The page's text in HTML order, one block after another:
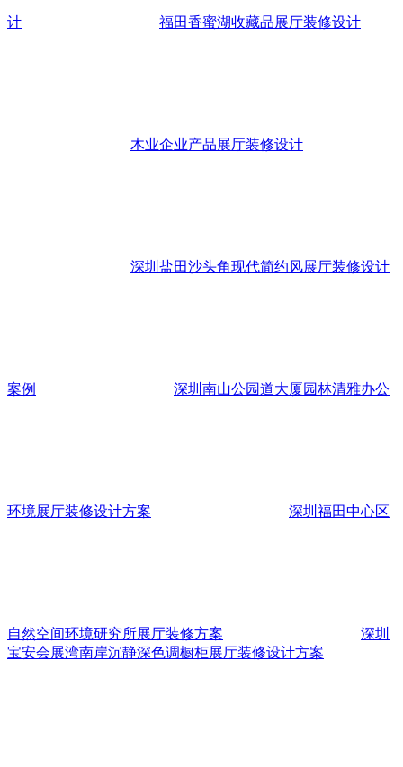
计 福田香蜜湖收藏品展厅装修设计
木业企业产品展厅装修设计
深圳盐田沙头角现代简约风展厅装修设计
案例 深圳南山公园道大厦园林清雅办公
环境展厅装修设计方案 深圳福田中心区
自然空间环境研究所展厅装修方案
深圳
宝安会展湾南岸沉静深色调橱柜展厅装修设计方案